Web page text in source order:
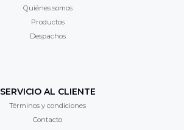
Quiénes somos
Productos
Despachos
SERVICIO AL CLIENTE
Términos y condiciones
Contacto